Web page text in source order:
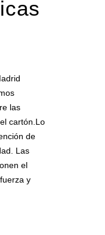
las
cartón.Lo
de
Las
el
y